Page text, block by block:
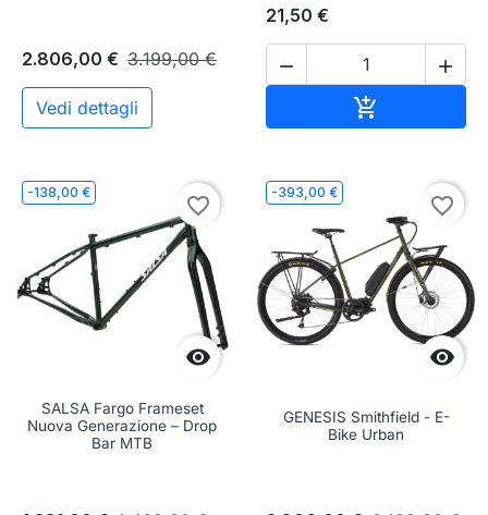
2.806,00 € 3.199,00 €
Vedi dettagli
21,50 €
 

-138,00 €

favorite_border
SALSA Fargo Frameset
Nuova Generazione – Drop
Bar MTB
-393,00 €

favorite_border
GENESIS Smithfield - E-
Bike Urban